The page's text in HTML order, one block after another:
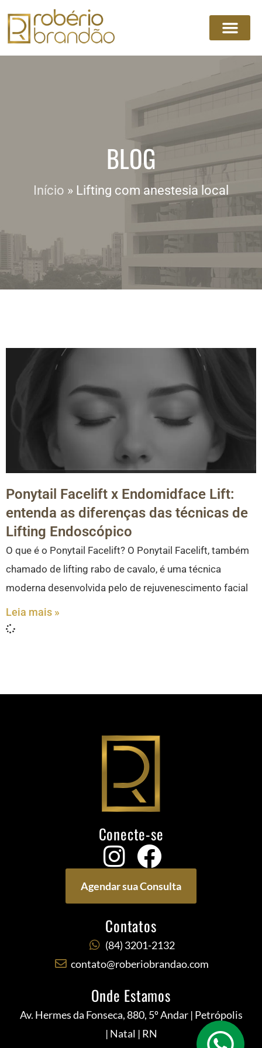
BLOG
Início » Lifting com anestesia local
Ponytail Facelift x Endomidface Lift:
entenda as diferenças das técnicas de
Lifting Endoscópico
O que é o Ponytail Facelift? O Ponytail Facelift, também
chamado de lifting rabo de cavalo, é uma técnica
moderna desenvolvida pelo de rejuvenescimento facial
Leia mais »
Conecte-se
Agendar sua Consulta
Contatos
(84) 3201-2132
contato@roberiobrandao.com
Onde Estamos
Av. Hermes da Fonseca, 880, 5º Andar | Petrópolis
| Natal | RN